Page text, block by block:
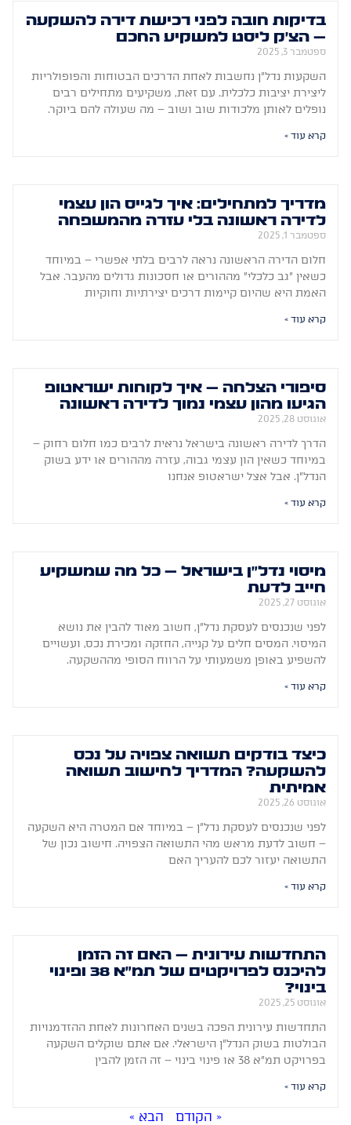
בדיקות חובה לפני רכישת דירה להשקעה
– הצ'ק ליסט למשקיע החכם
ספטמבר 3, 2025
השקעות נדל"ן נחשבות לאחת הדרכים הבטוחות והפופולריות
ליצירת יציבות כלכלית. עם זאת, משקיעים מתחילים רבים
נופלים לאותן מלכודות שוב ושוב – מה שעולה להם ביוקר.
קרא עוד »
מדריך למתחילים: איך לגייס הון עצמי
לדירה ראשונה בלי עזרה מהמשפחה
ספטמבר 1, 2025
חלום הדירה הראשונה נראה לרבים בלתי אפשרי – במיוחד
כשאין "גב כלכלי" מההורים או חסכונות גדולים מהעבר. אבל
האמת היא שהיום קיימות דרכים יצירתיות וחוקיות
קרא עוד »
סיפורי הצלחה – איך לקוחות ישראטופ
הגיעו מהון עצמי נמוך לדירה ראשונה
אוגוסט 28, 2025
הדרך לדירה ראשונה בישראל נראית לרבים כמו חלום רחוק –
במיוחד כשאין הון עצמי גבוה, עזרה מההורים או ידע בשוק
הנדל"ן. אבל אצל ישראטופ אנחנו
קרא עוד »
מיסוי נדל"ן בישראל – כל מה שמשקיע
חייב לדעת
אוגוסט 27, 2025
לפני שנכנסים לעסקת נדל"ן, חשוב מאוד להבין את נושא
המיסוי. המסים חלים על קנייה, החזקה ומכירת נכס, ועשויים
להשפיע באופן משמעותי על הרווח הסופי מההשקעה.
קרא עוד »
כיצד בודקים תשואה צפויה על נכס
להשקעה? המדריך לחישוב תשואה
אמיתית
אוגוסט 26, 2025
לפני שנכנסים לעסקת נדל"ן – במיוחד אם המטרה היא השקעה
– חשוב לדעת מראש מהי התשואה הצפויה. חישוב נכון של
התשואה יעזור לכם להעריך האם
קרא עוד »
התחדשות עירונית – האם זה הזמן
להיכנס לפרויקטים של תמ"א 38 ופינוי
בינוי?
אוגוסט 25, 2025
התחדשות עירונית הפכה בשנים האחרונות לאחת ההזדמנויות
הבולטות בשוק הנדל"ן הישראלי. אם אתם שוקלים השקעה
בפרויקט תמ"א 38 או פינוי בינוי – זה הזמן להבין
קרא עוד »
« הקודם הבא »